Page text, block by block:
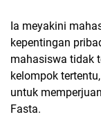
Ia meyakini
kepentingan
mahasiswa tidak
kelompok
untuk
Fasta.